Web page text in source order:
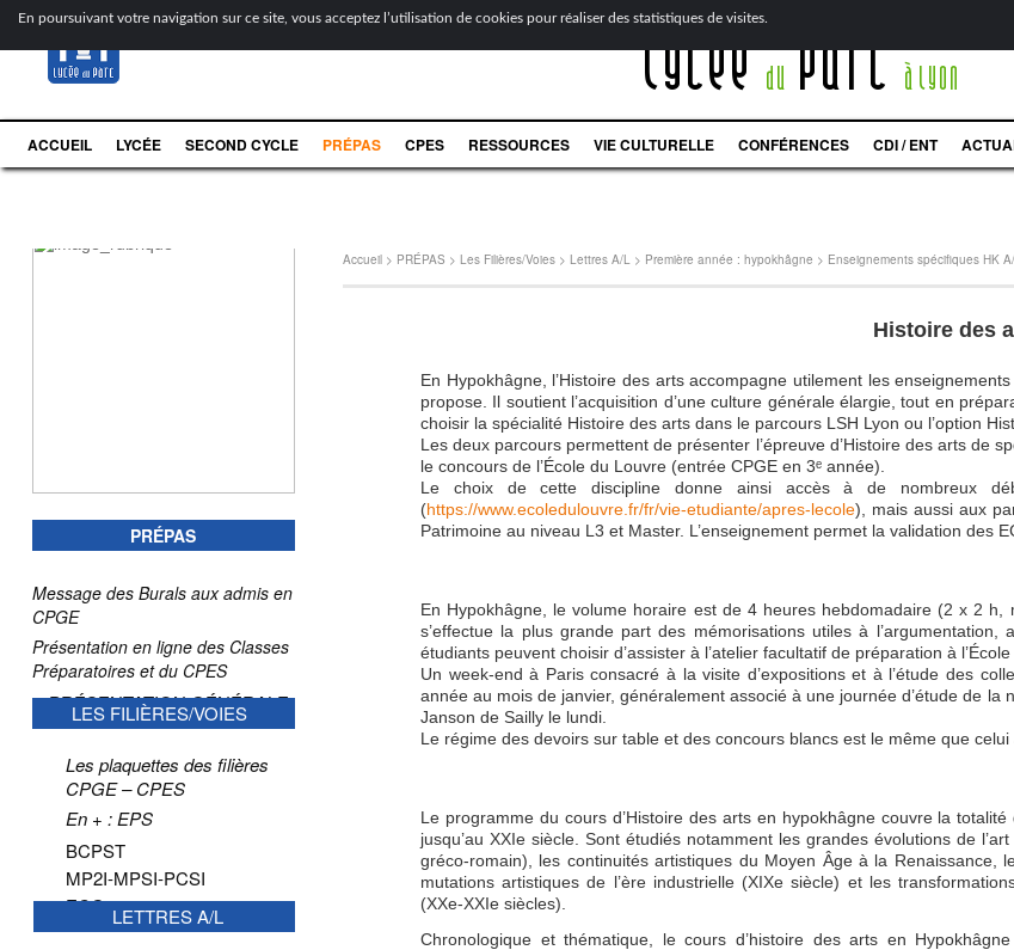
En poursuivant votre navigation sur ce site, vous acceptez l’utilisation de cookies pour réaliser des statistiques de visites.
LycéeduParcà Lyon
ACCUEIL LYCÉE SECOND CYCLE PRÉPAS CPES RESSOURCES VIE CULTURELLE CONFÉRENCES CDI / ENT
Accueil> PRÉPAS > Les Filières/Voies> Lettres A/L> Première année : hypokhâgne > Enseignements spécifiques HK
Histoire des
En Hypokhâgne, l’Histoire des arts accompagne utilement les
propose. Il soutient l’acquisition d’une culture générale élargie, tout en
choisir la spécialité Histoire des arts dans le parcours LSH Lyon ou l’option
Les deux parcours permettent de présenter l’épreuve d’Histoire des arts de
le concours de l’École du Louvre (entrée CPGE en 3ᵉ année).
Le choix de cette discipline donne ainsi accès à de nombreux
(https://www.ecoledulouvre.fr/fr/vie-etudiante/apres-lecole), mais aussi aux
Patrimoine au niveau L3 et Master. L’enseignement permet la validation des
En Hypokhâgne, le volume horaire est de 4 heures hebdomadaire (2 x 2
s’effectue la plus grande part des mémorisations utiles à
étudiants peuvent choisir d’assister à l’atelier facultatif de préparation à
Un week-end à Paris consacré à la visite d’expositions et à l’étude des
année au mois de janvier, généralement associé à une journée d’étude de
Janson de Sailly le lundi.
Le régime des devoirs sur table et des concours blancs est le même que
Le programme du cours d’Histoire des arts en hypokhâgne couvre la
jusqu’au XXIe siècle. Sont étudiés notamment les grandes évolutions de
gréco-romain), les continuités artistiques du Moyen Âge à la
mutations artistiques de l’ère industrielle (XIXe siècle) et les
(XXe-XXIe siècles).
Chronologique et thématique, le cours d’histoire des arts en
PRÉPAS
Message des Burals aux admis en
CPGE
Présentation en ligne des Classes
Préparatoires et du CPES
PRÉSENTATION GÉNÉRALE
LES FILIÈRES/VOIES
Les plaquettes des filières
CPGE – CPES
En + : EPS
BCPST
MP2I-MPSI-PCSI
ECG LETTRES A/L